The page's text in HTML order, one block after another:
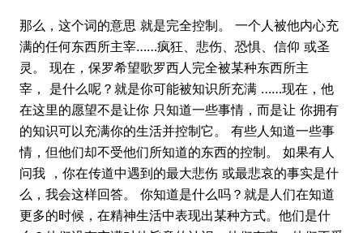
那么，这个词的意思 就是完全控制。 一个人被他内心充
满的任何东西所主宰……疯狂、悲伤、恐惧、信仰 或圣
灵。 现在，保罗希望歌罗西人完全被某种东西所主
宰， 是什么呢？就是你可能被知识所充满 ……现在，他
在这里的愿望不是让你 只知道一些事情，而是让 你拥有
的知识可以充满你的生活并控制它。 有些人知道一些事
情，但他们却不受他们所知道的东西的控制。 如果有人
问我 ，你在传道中遇到的最大悲伤 或最悲哀的事实是什
么，我会这样回答。 你知道是什么吗？就是人们在知道
更多的时候，在精神生活中表现出某种方式。他们是什